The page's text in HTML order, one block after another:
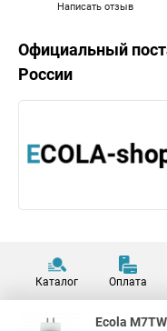
Написать отзыв
Официальный
России
Каталог Оплата
Ecola